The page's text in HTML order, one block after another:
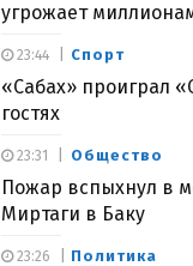
угрожает
Спорт
«Сабах» проиграл
гостях
23:44
Общество
Пожар вспыхнул в
Миртаги в Баку
23:31
Политика
23:26